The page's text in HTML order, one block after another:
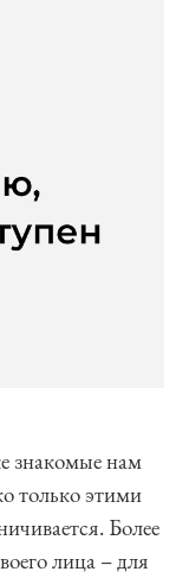
знакомые нам
только этими
Более
лица – для